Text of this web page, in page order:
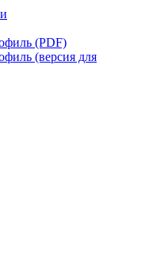
(PDF)
(версия для